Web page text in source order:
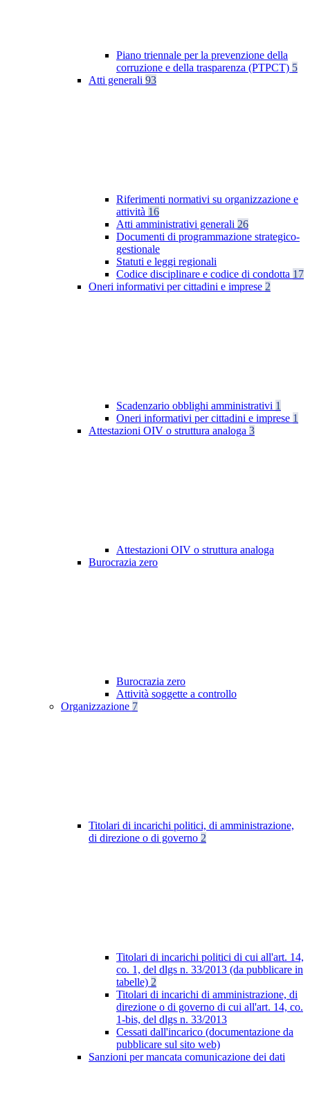
Piano triennale per la prevenzione della
corruzione e della trasparenza (PTPCT) 5
Atti generali 93
Riferimenti normativi su organizzazione e
attività 16
Atti amministrativi generali 26
Documenti di programmazione strategico-
gestionale
Statuti e leggi regionali
Codice disciplinare e codice di condotta 17
Oneri informativi per cittadini e imprese 2
Scadenzario obblighi amministrativi 1
Oneri informativi per cittadini e imprese 1
Attestazioni OIV o struttura analoga 3
Attestazioni OIV o struttura analoga
Burocrazia zero
Burocrazia zero
Attività soggette a controllo
Organizzazione 7
Titolari di incarichi politici, di amministrazione,
di direzione o di governo 2
Titolari di incarichi politici di cui all'art. 14,
co. 1, del dlgs n. 33/2013 (da pubblicare in
tabelle) 2
Titolari di incarichi di amministrazione, di
direzione o di governo di cui all'art. 14, co.
1-bis, del dlgs n. 33/2013
Cessati dall'incarico (documentazione da
pubblicare sul sito web)
Sanzioni per mancata comunicazione dei dati